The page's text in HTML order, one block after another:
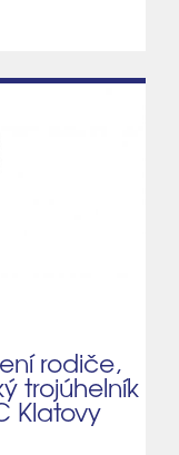
rodiče,
trojúhelník
Klatovy